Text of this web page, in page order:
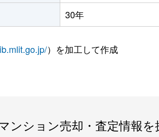
30年
）を加工して作成
ンション売却・査定情報を